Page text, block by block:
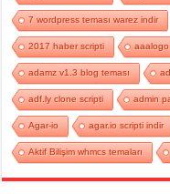
7 wordpress teması warez indir
2017 haber scripti aaalogo
adamz v1.3 blog teması
adf.ly clone scripti admin
Agar-io agar.io scripti indir
Aktif Bilişim whmcs temaları